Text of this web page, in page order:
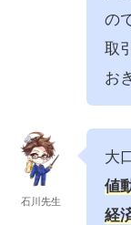
の
取
お
石川先生
大
値
経